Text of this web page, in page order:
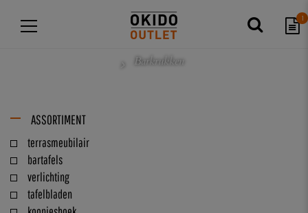
1
Barkrukken
ASSORTIMENT
terrasmeubilair
bartafels
verlichting
tafelbladen